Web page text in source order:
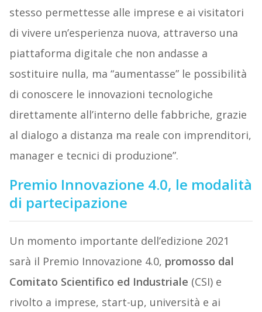
stesso permettesse alle imprese e ai visitatori
di vivere un’esperienza nuova, attraverso una
piattaforma digitale che non andasse a
sostituire nulla, ma “aumentasse” le possibilità
di conoscere le innovazioni tecnologiche
direttamente all’interno delle fabbriche, grazie
al dialogo a distanza ma reale con imprenditori,
manager e tecnici di produzione”.
Premio Innovazione 4.0, le modalità
di partecipazione
Un momento importante dell’edizione 2021
sarà il Premio Innovazione 4.0, promosso dal
Comitato Scientifico ed Industriale (CSI) e
rivolto a imprese, start-up, università e ai